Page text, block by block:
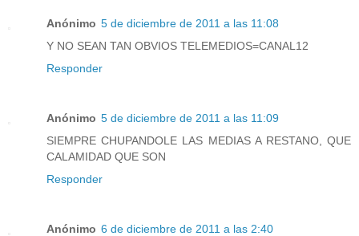
Anónimo 5 de diciembre de 2011 a las 11:08
Y NO SEAN TAN OBVIOS TELEMEDIOS=CANAL12
Responder
Anónimo 5 de diciembre de 2011 a las 11:09
SIEMPRE CHUPANDOLE LAS MEDIAS A RESTANO, QUE
CALAMIDAD QUE SON
Responder
Anónimo 6 de diciembre de 2011 a las 2:40